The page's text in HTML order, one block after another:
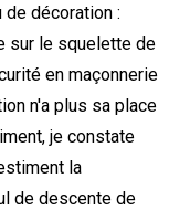
décoration :
sur le squelette de
en maçonnerie
n'a plus sa place
je constate
la
de descente de